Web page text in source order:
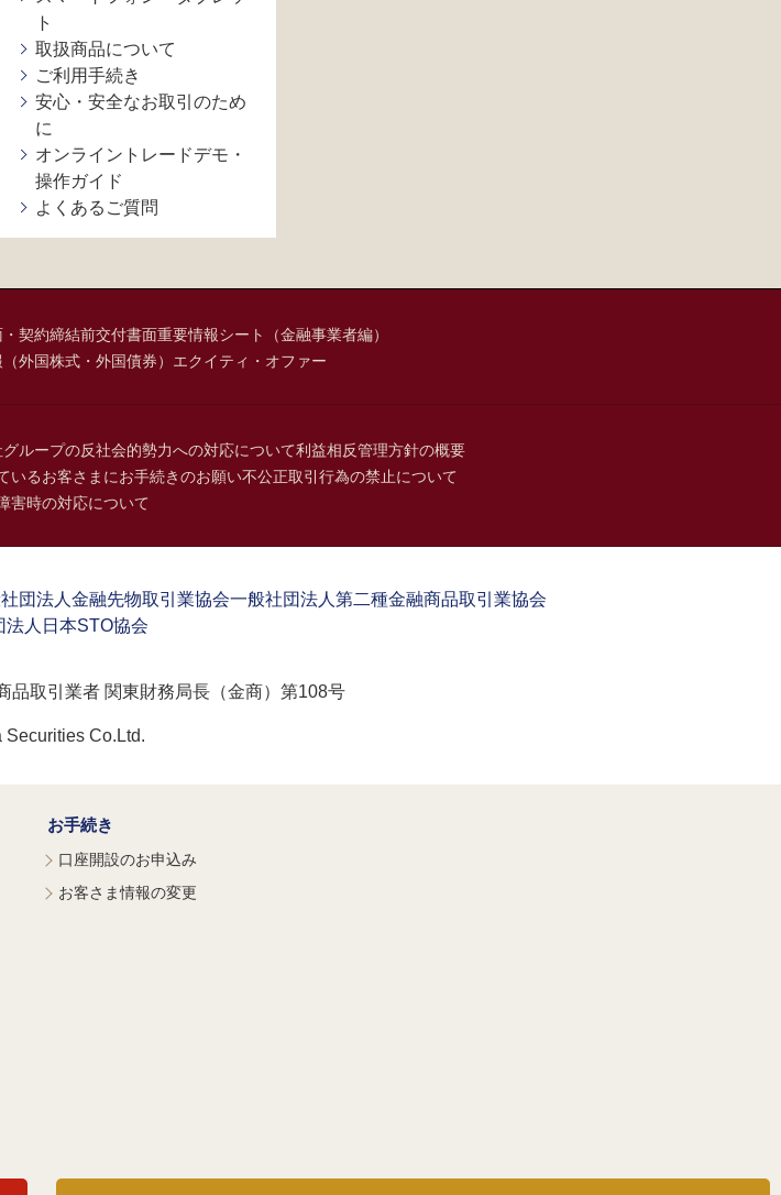
ト
取扱商品について
ご利用手続き
安心・安全なお取引のため
に
オンライントレードデモ・
操作ガイド
よくあるご質問
・契約締結前交付書面重要情報シート（金融事業者編）
外国株式・外国債券） エクイティ・オファー
グループの反社会的勢力への対応について利益相反管理方針の概要
いるお客さまにお手続きのお願い不公正取引行為の禁止について
害時の対応について
団法人金融先物取引業協会一般社団法人第二種金融商品取引業協会
法人日本STO協会
品取引業者 関東財務局長（金商）第108号
Co.Ltd.
お手続き
口座開設のお申込み
お客さま情報の変更